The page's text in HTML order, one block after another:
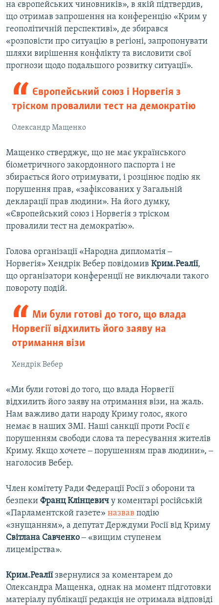
на європейських чиновників», в якій підтвердив,
що отримав запрошення на конференцію «Крим у
геополітичній перспективі», де збирався
«розповісти про ситуацію в регіоні, запропонувати
шляхи вирішення конфлікту та висловити свої
прогнози щодо подальшого розвитку ситуації».
Європейський союз і Норвегія з
тріском провалили тест на демократію
Олександр Мащенко
Мащенко стверджує, що не має українського
біометричного закордонного паспорта і не
збирається його отримувати, і розцінює подію як
порушення прав, «зафіксованих у Загальній
декларації прав людини». На його думку,
«Європейський союз і Норвегія з тріском
провалили тест на демократію».
Голова організації «Народна дипломатія ‒
Норвегія» Хендрік Вебер повідомив Крим.Реалії,
що організатори конференції не виключали такого
повороту подій.
Ми були готові до того, що влада
Норвегії відхилить його заяву на
отримання візи
Хендрік Вебер
«Ми були готові до того, що влада Норвегії
відхилить його заяву на отримання візи, на жаль.
Нам важливо дати народу Криму голос, якого
немає в наших ЗМІ. Наші санкції проти Росії є
порушенням свободи слова та пересування жителів
Криму. Якщо хочете ‒ порушенням прав людини», ‒
наголосив Вебер.
Член комітету Ради Федерації Росії з оборони та
безпеки Франц Клінцевич у коментарі російській
«Парламентской газете» назвав подію
«знущанням», а депутат Держдуми Росії від Криму
Світлана Савченко‒ «вищим ступенем
лицемірства».
Крим.Реаліїзвернулися за коментарем до
Олександра Мащенка, однак на момент підготовки
матеріалу публікації редакція не отримала відповіді